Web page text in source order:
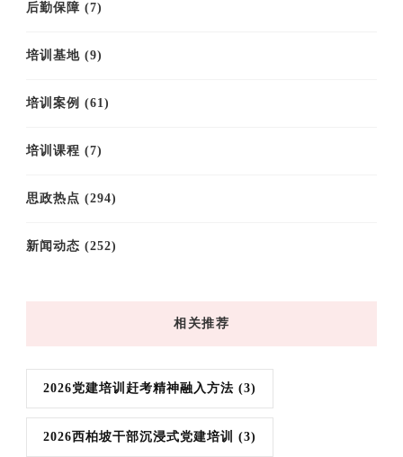
后勤保障 (7)
培训基地 (9)
培训案例 (61)
培训课程 (7)
思政热点 (294)
新闻动态 (252)
相关推荐
2026党建培训赶考精神融入方法 (3)
2026西柏坡干部沉浸式党建培训 (3)